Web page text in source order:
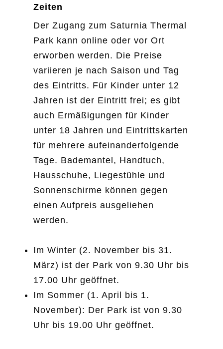
Zeiten
Der Zugang zum Saturnia Thermal
Park kann online oder vor Ort
erworben werden. Die Preise
variieren je nach Saison und Tag
des Eintritts. Für Kinder unter 12
Jahren ist der Eintritt frei; es gibt
auch Ermäßigungen für Kinder
unter 18 Jahren und Eintrittskarten
für mehrere aufeinanderfolgende
Tage. Bademantel, Handtuch,
Hausschuhe, Liegestühle und
Sonnenschirme können gegen
einen Aufpreis ausgeliehen
werden.
Im Winter (2. November bis 31.
März) ist der Park von 9.30 Uhr bis
17.00 Uhr geöffnet.
Im Sommer (1. April bis 1.
November): Der Park ist von 9.30
Uhr bis 19.00 Uhr geöffnet.